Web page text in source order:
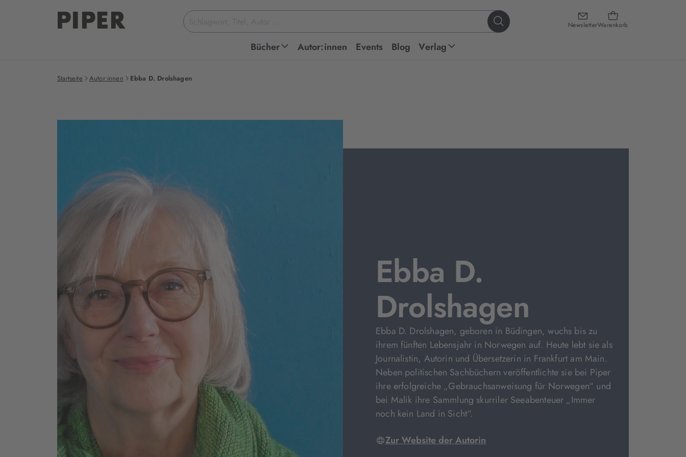
NewsletterWarenkorb
Suchbegriff
eingeben
Bücher Autor:innen Events Blog Verlag
Startseite Autor:innen Ebba D. Drolshagen
Ebba D.
Drolshagen
Ebba D. Drolshagen, geboren in Büdingen, wuchs bis zu
ihrem fünften Lebensjahr in Norwegen auf. Heute lebt sie als
Journalistin, Autorin und Übersetzerin in Frankfurt am Main.
Neben politischen Sachbüchern veröffentlichte sie bei Piper
ihre erfolgreiche „Gebrauchsanweisung für Norwegen“ und
bei Malik ihre Sammlung skurriler Seeabenteuer „Immer
noch kein Land in Sicht“.
Zur Website der Autorin